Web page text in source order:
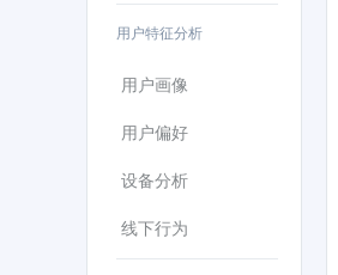
用户特征分析
用户画像
用户偏好
设备分析
线下行为